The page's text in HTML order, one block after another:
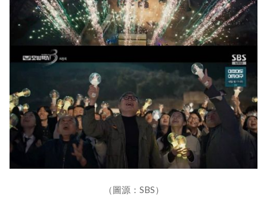
（圖源：SBS）